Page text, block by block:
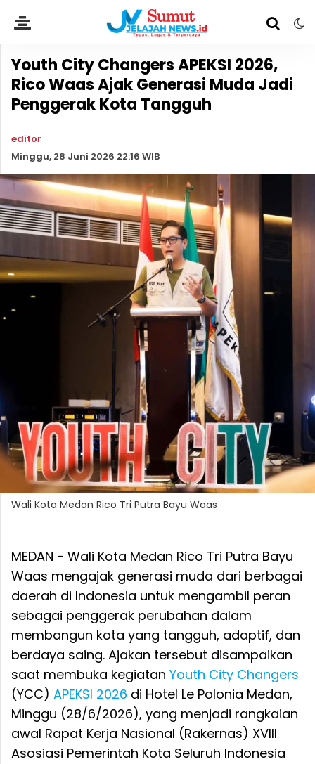
Youth City Changers APEKSI 2026,
Rico Waas Ajak Generasi Muda Jadi
Penggerak Kota Tangguh
editor
Minggu, 28 Juni 2026 22:16 WIB
Wali Kota Medan Rico Tri Putra Bayu Waas
MEDAN - Wali Kota Medan Rico Tri Putra Bayu
Waas mengajak generasi muda dari berbagai
daerah di Indonesia untuk mengambil peran
sebagai penggerak perubahan dalam
membangun kota yang tangguh, adaptif, dan
berdaya saing. Ajakan tersebut disampaikan
saat membuka kegiatan Youth City Changers
(YCC) APEKSI 2026 di Hotel Le Polonia Medan,
Minggu (28/6/2026), yang menjadi rangkaian
awal Rapat Kerja Nasional (Rakernas) XVIII
Asosiasi Pemerintah Kota Seluruh Indonesia